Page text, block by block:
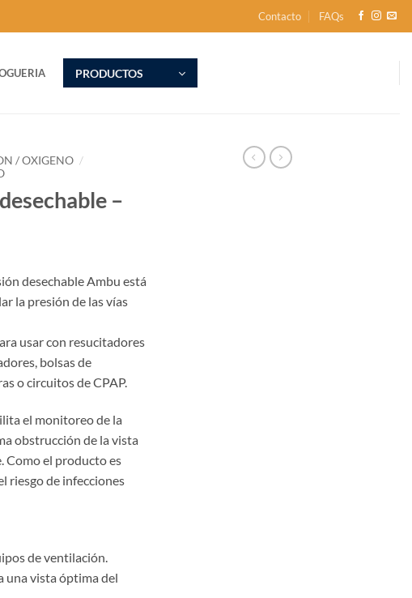
Contacto FAQs
PRODUCTOS
/ OXIGENO /
–
desechable Ambu está
la presión de las vías
usar con resucitadores
bolsas de
o circuitos de CPAP.
el monitoreo de la
obstrucción de la vista
Como el producto es
riesgo de infecciones
de ventilación.
una vista óptima del